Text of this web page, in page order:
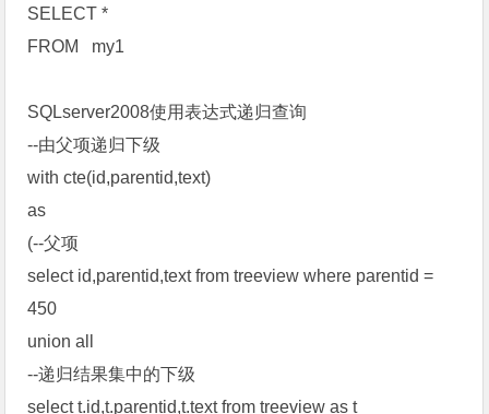
SELECT *
FROM my1
SQLserver2008使用表达式递归查询
--由父项递归下级
with cte(id,parentid,text)
as
(--父项
select id,parentid,text from treeview where parentid =
450
union all
--递归结果集中的下级
select t.id,t.parentid,t.text from treeview as t